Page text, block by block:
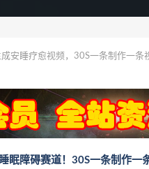
安睡疗愈视频，30S一条制作一条
眠障碍赛道！30S一条制作